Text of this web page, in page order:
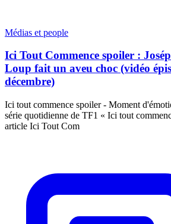
Médias et people
Ici Tout Commence spoiler :
Loup fait un aveu choc (vidéo
décembre)
Ici tout commence spoiler - Moment
série quotidienne de TF1 « Ici tout
article Ici Tout Com